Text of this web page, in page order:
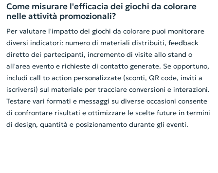
Come misurare l'efficacia dei giochi da colorare
nelle attività promozionali?
Per valutare l'impatto dei giochi da colorare puoi monitorare
diversi indicatori: numero di materiali distribuiti, feedback
diretto dei partecipanti, incremento di visite allo stand o
all'area evento e richieste di contatto generate. Se opportuno,
includi call to action personalizzate (sconti, QR code, inviti a
iscriversi) sul materiale per tracciare conversioni e interazioni.
Testare vari formati e messaggi su diverse occasioni consente
di confrontare risultati e ottimizzare le scelte future in termini
di design, quantità e posizionamento durante gli eventi.